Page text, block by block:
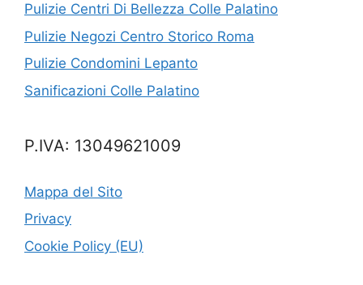
Pulizie Centri Di Bellezza Colle Palatino
Pulizie Negozi Centro Storico Roma
Pulizie Condomini Lepanto
Sanificazioni Colle Palatino
P.IVA: 13049621009
Mappa del Sito
Privacy
Cookie Policy (EU)